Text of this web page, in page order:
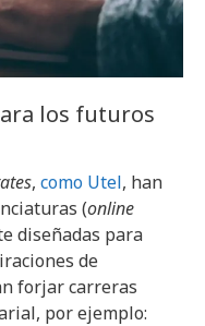
los futuros
, como Utel, han
(online
diseñadas para
de
forjar carreras
por ejemplo: